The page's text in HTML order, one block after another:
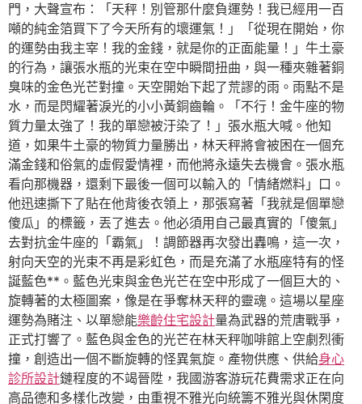
門，大聲宣布：「天秤！別管那什麼負運勢！我已經用一百
噸的純金箔買下了今天所有的壞運氣！」「從現在開始，你
的運勢由我主宰！我的金錢，就是你的正面能量！」牛土豪
的行為，讓張水瓶的光束在空中瞬間扭曲，與一種夾雜著銅
臭味的金色光芒對撞。天空開始下起了荒謬的雨。雨點不是
水，而是閃耀著淚光的小小黃銅齒輪。「不行！金牛座的物
質力量太強了！我的單戀被汙染了！」張水瓶大喊。他知
道，如果牛土豪的物質力量勝出，林天秤將會被困在一個充
滿金錢和俗氣的虛假愛情裡，而他將永遠失去機會。張水瓶
看向那機器，還剩下最後一個可以輸入的「情緒燃料」口。
他迅速撕下了貼在他背後衣領上，那張寫著「我就是個單戀
傻瓜」的標籤，丟了進去。他必須用自己最真實的「傻氣」
去對抗金牛座的「霸氣」！調節器再次發出轟鳴，這一次，
射向天空的光束不再是彩虹色，而是充滿了水瓶座特有的怪
誕藍色**。藍色光束與金色光芒在空中形成了一個巨大的、
旋轉著的太極圖案，像是在爭奪林天秤的靈魂。這場以星座
運勢為賭注、以單戀能樂齡住宅設計量為武器的荒唐戰爭，
正式打響了。藍色與金色的光芒在林天秤咖啡館上空劇烈衝
撞，創造出一個不斷旋轉的怪異氣旋。產物供應、供給身心
診所設計鏈程度的不竭晉陞，我國游客游玩花費需求正在向
高品德和多樣化改變，由重視不雅光向統籌不雅光與休閑度